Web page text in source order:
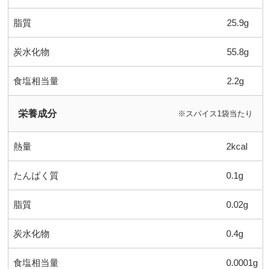
脂質 25.9g
炭水化物 55.8g
食塩相当量 2.2g
栄養成分 ※スパイス1袋当たり
熱量 2kcal
たんぱく質 0.1g
脂質 0.02g
炭水化物 0.4g
食塩相当量 0.0001g